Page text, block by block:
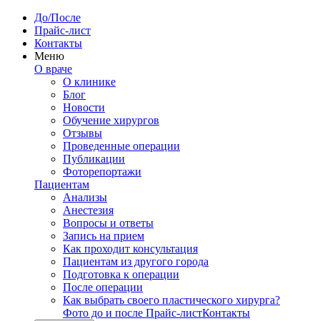
До/После
Прайс-лист
Контакты
Меню
О враче
О клинике
Блог
Новости
Обучение хирургов
Отзывы
Проведенные операции
Публикации
Фоторепортажи
Пациентам
Анализы
Анестезия
Вопросы и ответы
Запись на прием
Как проходит консультация
Пациентам из другого города
Подготовка к операции
После операции
Как выбрать своего пластического хирурга?
Фото до и после Прайс-листКонтакты